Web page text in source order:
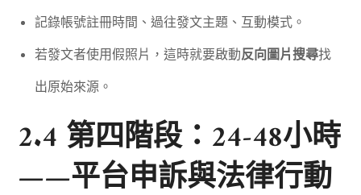
記錄帳號註冊時間、過往發文主題、互動模式。
若發文者使用假照片，這時就要啟動反向圖片搜尋找
出原始來源。
2.4 第四階段：24-48小時
——平台申訴與法律行動